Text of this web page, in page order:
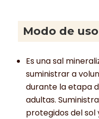
Modo de
Es una sal
suministrar a
durante la etapa
adultas.
protegidos del sol